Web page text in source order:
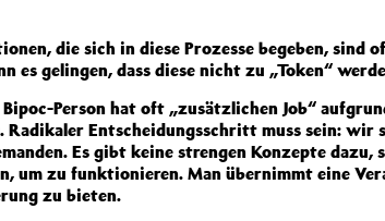
die sich in diese Prozesse begeben, sind
es gelingen, dass diese nicht zu „Token“
Bipoc-Person hat oft „zusätzlichen Job“
Radikaler Entscheidungsschritt muss sein: wir
Es gibt keine strengen Konzepte dazu,
um zu funktionieren. Man übernimmt eine
zu bieten.